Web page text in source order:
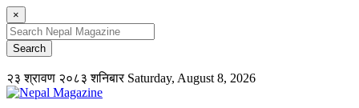
×
२३ श्रावण २०८३ शनिबारSaturday, August 8, 2026